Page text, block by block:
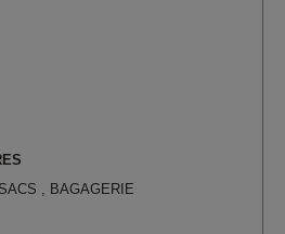
, BAGAGERIE